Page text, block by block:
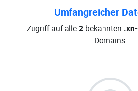
Umfangreicher
Zugriff auf alle2bekannten
Domains.